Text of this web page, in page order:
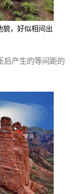
貌，好似相间出
后产生的等间距的